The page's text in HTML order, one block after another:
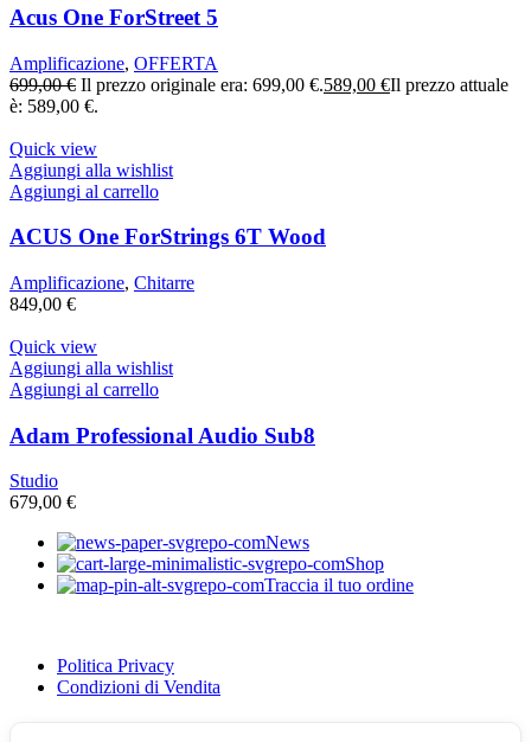
Acus One ForStreet 5
Amplificazione, OFFERTA
699,00€ Il prezzo originale era: 699,00 €.589,00 €Il prezzo attuale
è: 589,00 €.
Quick view
Aggiungi alla wishlist
Aggiungi al carrello
ACUS One ForStrings 6T Wood
Amplificazione, Chitarre
849,00 €
Quick view
Aggiungi alla wishlist
Aggiungi al carrello
Adam Professional Audio Sub8
Studio
679,00 €
News
Shop
Traccia il tuo ordine
Politica Privacy
Condizioni di Vendita